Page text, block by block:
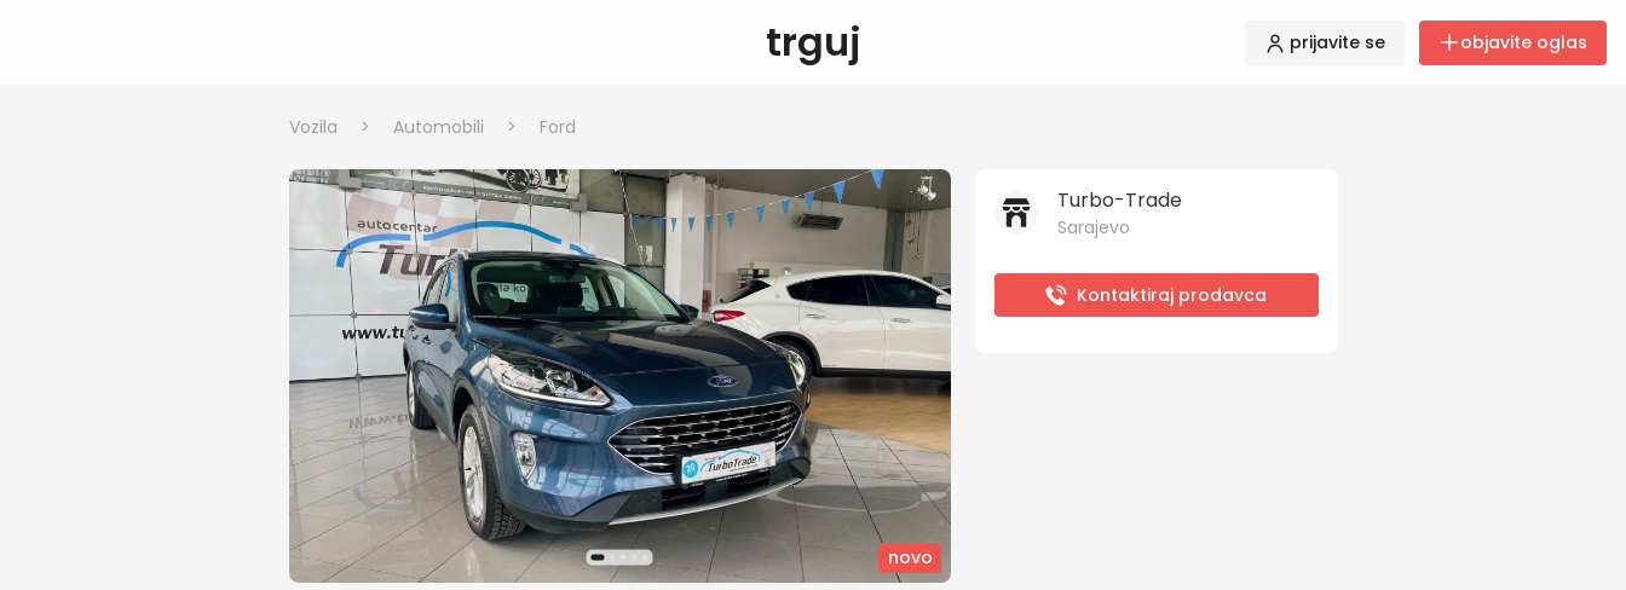
trguj prijavite se objavite oglas
Vozila > Automobili > Ford
novo
Turbo-Trade
Sarajevo
Kontaktiraj prodavca